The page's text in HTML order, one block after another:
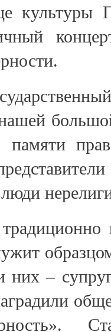
культуры
них –